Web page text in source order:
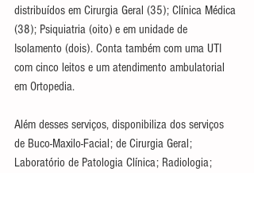
distribuídos em Cirurgia Geral (35); Clínica Médica
(38); Psiquiatria (oito) e em unidade de
Isolamento (dois). Conta também com uma UTI
com cinco leitos e um atendimento ambulatorial
em Ortopedia.
Além desses serviços, disponibiliza dos serviços
de Buco-Maxilo-Facial; de Cirurgia Geral;
Laboratório de Patologia Clínica; Radiologia;